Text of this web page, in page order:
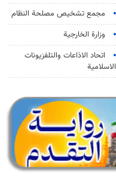
مجمع تشخيص مصلحة النظام
وزارة الخارجية
اتحاد الاذاعات والتلفزيونات
الاسلامية